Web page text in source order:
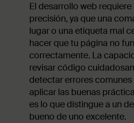
El desarrollo web
precisión, ya que una
lugar o una etiqueta mal
hacer que tu página no
correctamente. La
revisar código
detectar errores comunes
aplicar las buenas
es lo que distingue a un
bueno de uno excelente.